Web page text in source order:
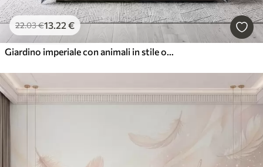
22.03€13.22 €
Giardino imperiale con animali in stile orientale: scimmia, leopardo, tigre, pavone e airone